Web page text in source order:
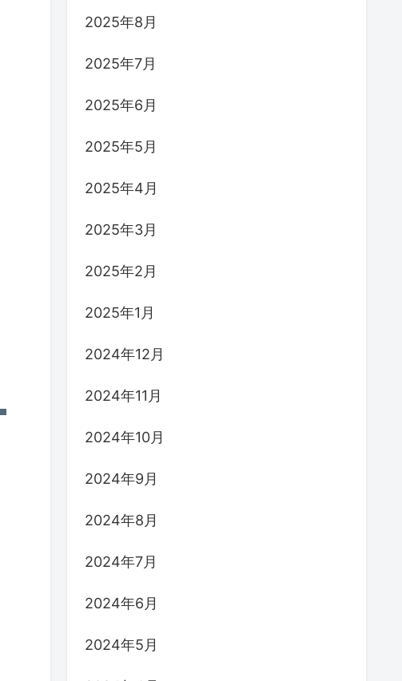
2025年8月
2025年7月
2025年6月
2025年5月
2025年4月
2025年3月
2025年2月
2025年1月
2024年12月
2024年11月
2024年10月
2024年9月
2024年8月
2024年7月
2024年6月
2024年5月